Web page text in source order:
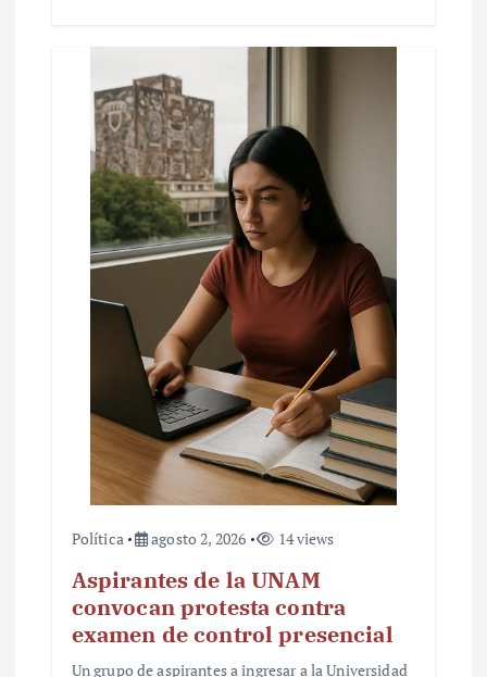
Política agosto 2, 2026 14 views
Aspirantes de la UNAM
convocan protesta contra
examen de control presencial
Un grupo de aspirantes a ingresar a la Universidad